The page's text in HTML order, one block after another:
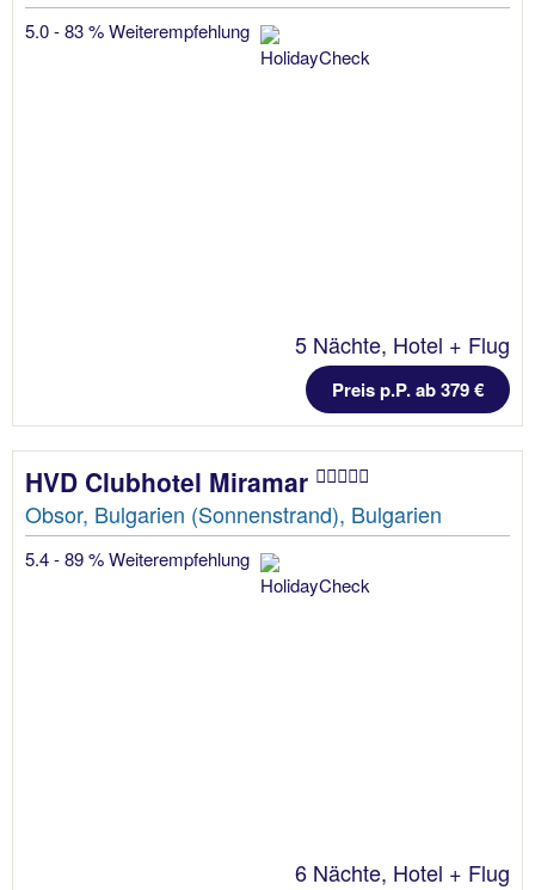
5.0 - 83 % Weiterempfehlung
5 Nächte, Hotel + Flug
Preis p.P. ab 379 €
HVD Clubhotel Miramar
Obsor, Bulgarien (Sonnenstrand), Bulgarien
5.4 - 89 % Weiterempfehlung
6 Nächte, Hotel + Flug